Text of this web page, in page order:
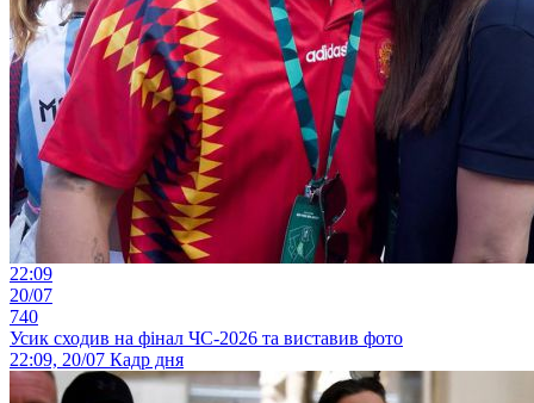
22:09
20/07
740
Усик сходив на фінал ЧС-2026 та виставив фото
22:09, 20/07 Кадр дня